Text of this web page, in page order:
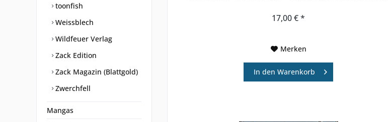
toonfish
Weissblech
Wildfeuer Verlag
Zack Edition
Zack Magazin (Blattgold)
Zwerchfell
Mangas
17,00 € *
Merken
In den Warenkorb